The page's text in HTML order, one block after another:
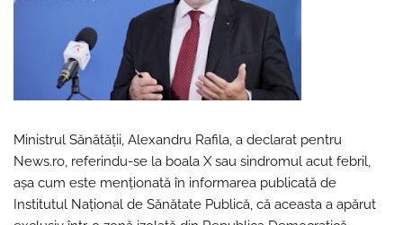
Ministrul Sănătăţii, Alexandru Rafila, a declarat pentru
News.ro, referindu-se la boala X sau sindromul acut febril,
așa cum este menționată în informarea publicată de
Institutul Naţional de Sănătate Publică, că aceasta a apărut